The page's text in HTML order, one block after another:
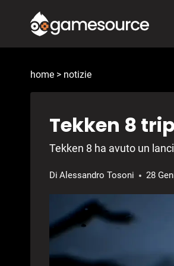
contenuto
home > notizie
Tekken 8
Tekken 8 ha avuto un
Di Alessandro Tosoni 28